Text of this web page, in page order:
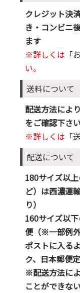
クレジット決
き・コンビニ
ます
※詳しくは 「
い。
送料について
配送方法によ
をご確認下さい
※詳しくは 「
配送について
180サイズ以
ど）は西濃運
り）
160サイズ以
便（※一部例外
ポストに入る
ク、日本郵便
※配送方法に
ことができな